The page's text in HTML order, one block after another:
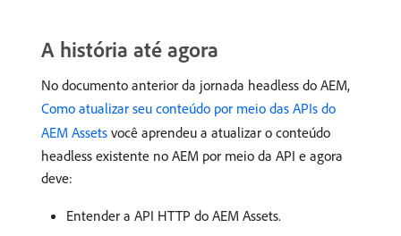
A história até agora
No documento anterior da jornada headless do AEM,
Como atualizar seu conteúdo por meio das APIs do
AEM Assets você aprendeu a atualizar o conteúdo
headless existente no AEM por meio da API e agora
deve:
Entender a API HTTP do AEM Assets.